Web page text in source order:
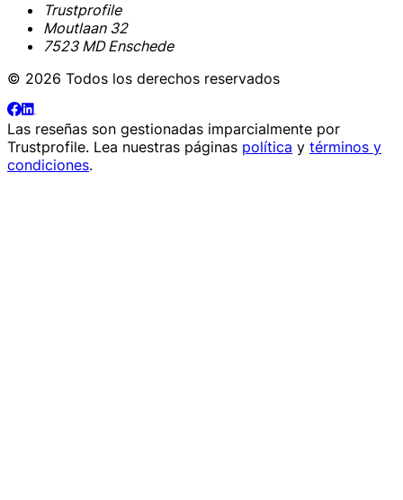
Trustprofile
Moutlaan 32
7523 MD Enschede
© 2026 Todos los derechos reservados
Las reseñas son gestionadas imparcialmente por
Trustprofile. Lea nuestras páginas política y términos y
condiciones.